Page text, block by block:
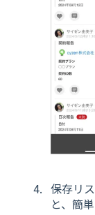
保存リ
と、簡